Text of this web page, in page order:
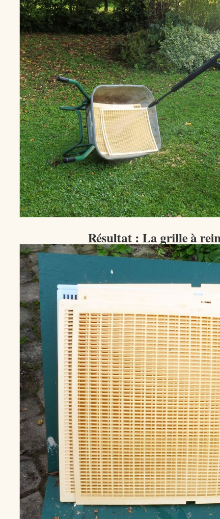
Résultat : La grille à